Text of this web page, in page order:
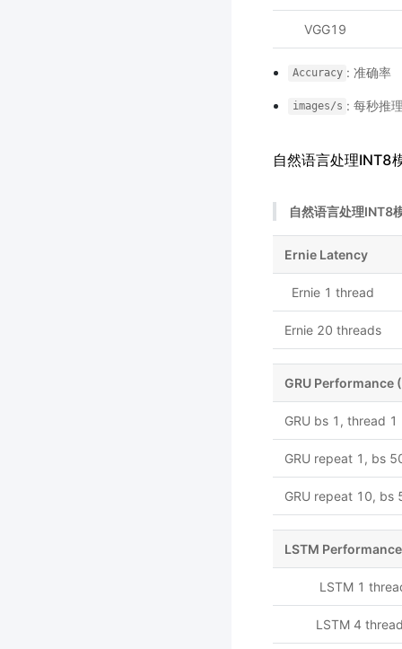
VGG19
Accuracy : 准确率
images/s : 每秒推
自然语言处理INT8
自然语言处理INT8
Ernie Latency
Ernie 1 thread
Ernie 20 threads
GRU Performance
GRU bs 1, thread 1
GRU repeat 1, bs
GRU repeat 10, bs
LSTM
LSTM 1
LSTM 4